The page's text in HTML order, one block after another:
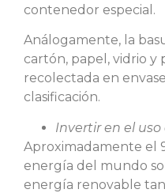
contenedor especial.
Análogamente, la
cartón, papel, vidrio y
recolectada en
clasificación.
Invertir en el
Aproximadamente el
energía del mundo
energía renovable